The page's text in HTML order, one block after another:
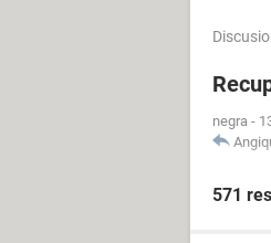
negra -
571